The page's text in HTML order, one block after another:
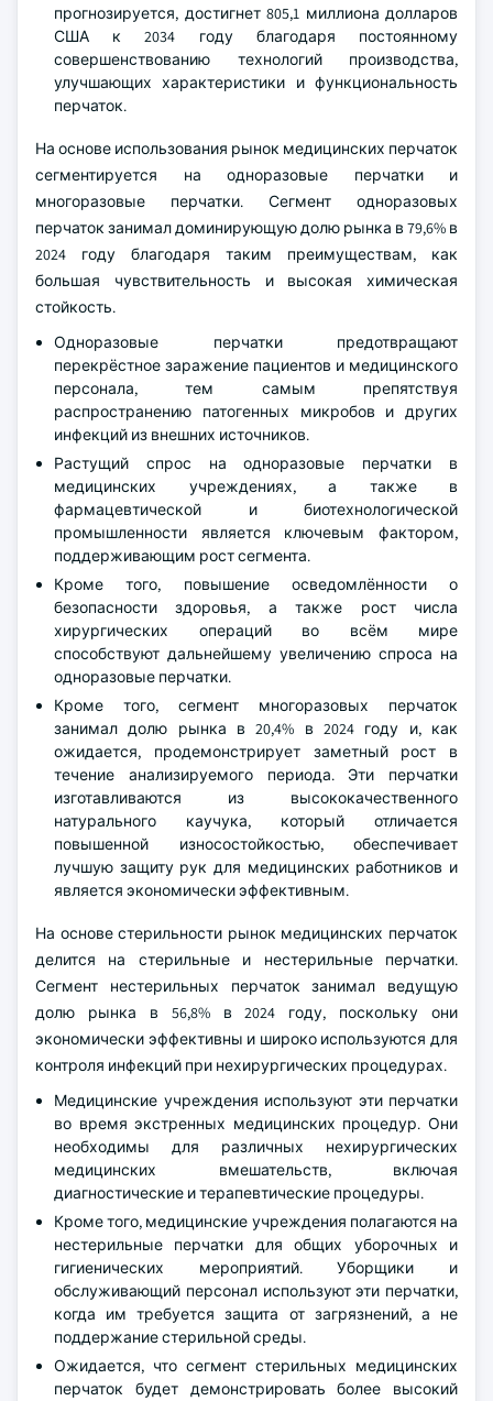
прогнозируется, достигнет 805,1 миллиона долларов
США к 2034 году благодаря постоянному
совершенствованию технологий производства,
улучшающих характеристики и функциональность
перчаток.
На основе использования рынок медицинских перчаток
сегментируется на одноразовые перчатки и
многоразовые перчатки. Сегмент одноразовых
перчаток занимал доминирующую долю рынка в 79,6% в
2024 году благодаря таким преимуществам, как
большая чувствительность и высокая химическая
стойкость.
Одноразовые перчатки предотвращают
перекрёстное заражение пациентов и медицинского
персонала, тем самым препятствуя
распространению патогенных микробов и других
инфекций из внешних источников.
Растущий спрос на одноразовые перчатки в
медицинских учреждениях, а также в
фармацевтической и биотехнологической
промышленности является ключевым фактором,
поддерживающим рост сегмента.
Кроме того, повышение осведомлённости о
безопасности здоровья, а также рост числа
хирургических операций во всём мире
способствуют дальнейшему увеличению спроса на
одноразовые перчатки.
Кроме того, сегмент многоразовых перчаток
занимал долю рынка в 20,4% в 2024 году и, как
ожидается, продемонстрирует заметный рост в
течение анализируемого периода. Эти перчатки
изготавливаются из высококачественного
натурального каучука, который отличается
повышенной износостойкостью, обеспечивает
лучшую защиту рук для медицинских работников и
является экономически эффективным.
На основе стерильности рынок медицинских перчаток
делится на стерильные и нестерильные перчатки.
Сегмент нестерильных перчаток занимал ведущую
долю рынка в 56,8% в 2024 году, поскольку они
экономически эффективны и широко используются для
контроля инфекций при нехирургических процедурах.
Медицинские учреждения используют эти перчатки
во время экстренных медицинских процедур. Они
необходимы для различных нехирургических
медицинских вмешательств, включая
диагностические и терапевтические процедуры.
Кроме того, медицинские учреждения полагаются на
нестерильные перчатки для общих уборочных и
гигиенических мероприятий. Уборщики и
обслуживающий персонал используют эти перчатки,
когда им требуется защита от загрязнений, а не
поддержание стерильной среды.
Ожидается, что сегмент стерильных медицинских
перчаток будет демонстрировать более высокий